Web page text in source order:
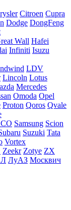
Citroen Cupra
Dodge DongFeng
Wall Hafei
Infiniti Isuzu
LDV
Lincoln Lotus
Mercedes
Omoda Opel
Proton Qoros Qvale
Samsung Scion
Suzuki Tata
Vortex
Zeekr Zotye ZX
ЛуАЗ Москвич